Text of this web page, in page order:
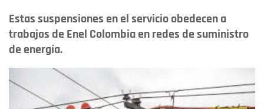
Estas suspensiones en el servicio obedecen a
trabajos de Enel Colombia en redes de suministro
de energía.